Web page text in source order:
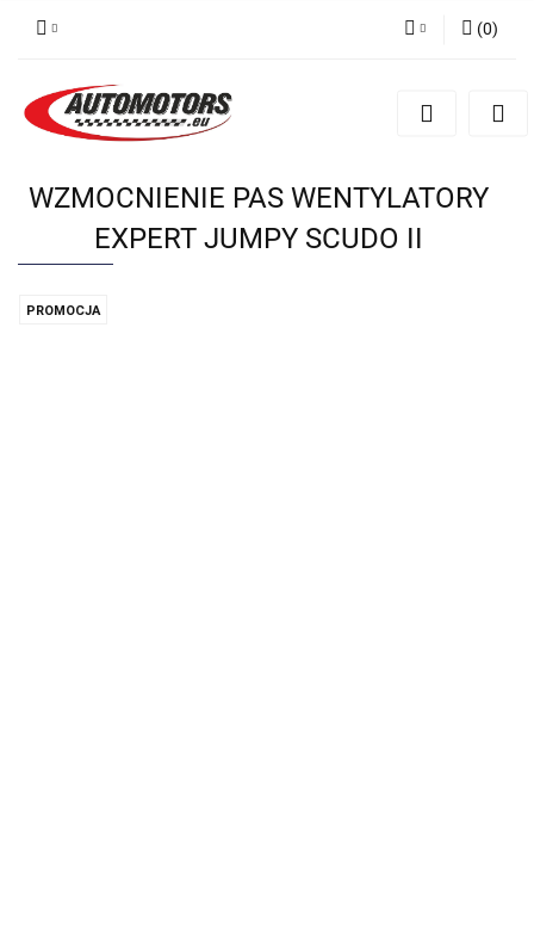
Zarejestruj się
(0)
WZMOCNIENIE PAS WENTYLATORY
EXPERT JUMPY SCUDO II
PROMOCJA